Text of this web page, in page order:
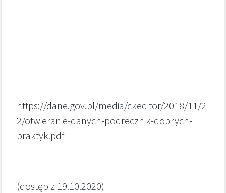
https://dane.gov.pl/media/ckeditor/2018/11/2
2/otwieranie-danych-podrecznik-dobrych-
praktyk.pdf
(dostęp z 19.10.2020)